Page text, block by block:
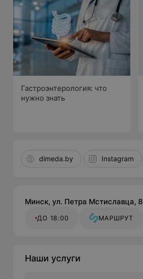
Гастроэнтерология: что
нужно знать
dimeda.by Instagram
Минск, ул. Петра Мстиславца, 8
ДО 18:00 МАРШРУТ
Наши услуги